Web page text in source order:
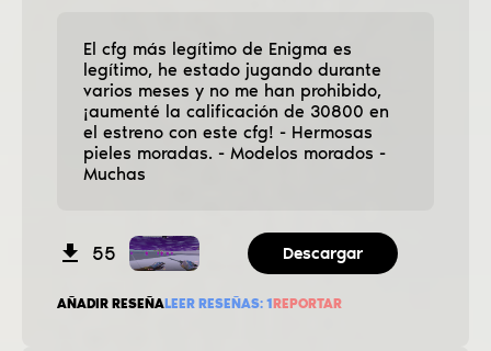
El cfg más legítimo de Enigma es
legítimo, he estado jugando durante
varios meses y no me han prohibido,
¡aumenté la calificación de 30800 en
el estreno con este cfg! - Hermosas
pieles moradas. - Modelos morados -
Muchas
55 Descargar
AÑADIR RESEÑALEER RESEÑAS: 1REPORTAR